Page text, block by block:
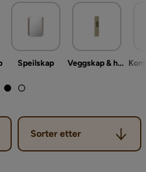
Speilskap Veggskap & høyskap
Sorter etter
Sorter etter